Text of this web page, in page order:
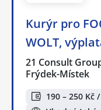
Kurýr pro
WOLT,
21 Consult
Frýdek-Místek
190 – 250 Kč